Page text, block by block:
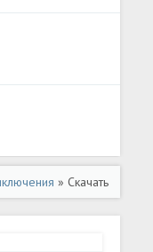
» Скачать
Андроид